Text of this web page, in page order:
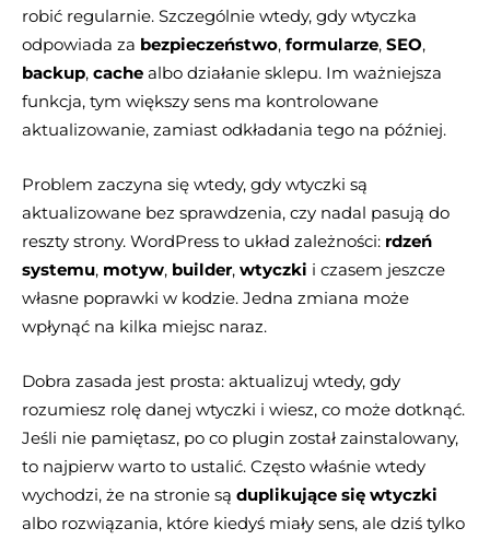
robić regularnie. Szczególnie wtedy, gdy wtyczka
odpowiada za bezpieczeństwo, formularze, SEO,
backup, cache albo działanie sklepu. Im ważniejsza
funkcja, tym większy sens ma kontrolowane
aktualizowanie, zamiast odkładania tego na później.
Problem zaczyna się wtedy, gdy wtyczki są
aktualizowane bez sprawdzenia, czy nadal pasują do
reszty strony. WordPress to układ zależności: rdzeń
systemu, motyw, builder, wtyczki i czasem jeszcze
własne poprawki w kodzie. Jedna zmiana może
wpłynąć na kilka miejsc naraz.
Dobra zasada jest prosta: aktualizuj wtedy, gdy
rozumiesz rolę danej wtyczki i wiesz, co może dotknąć.
Jeśli nie pamiętasz, po co plugin został zainstalowany,
to najpierw warto to ustalić. Często właśnie wtedy
wychodzi, że na stronie są duplikujące się wtyczki
albo rozwiązania, które kiedyś miały sens, ale dziś tylko